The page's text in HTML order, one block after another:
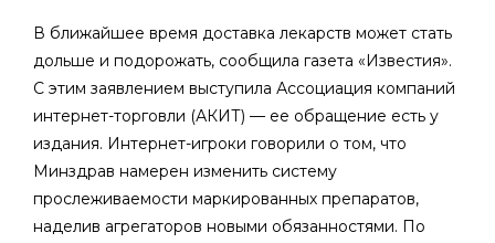
В ближайшее время доставка лекарств может стать
дольше и подорожать, сообщила газета «Известия».
С этим заявлением выступила Ассоциация компаний
интернет-торговли (АКИТ) — ее обращение есть у
издания. Интернет-игроки говорили о том, что
Минздрав намерен изменить систему
прослеживаемости маркированных препаратов,
наделив агрегаторов новыми обязанностями. По